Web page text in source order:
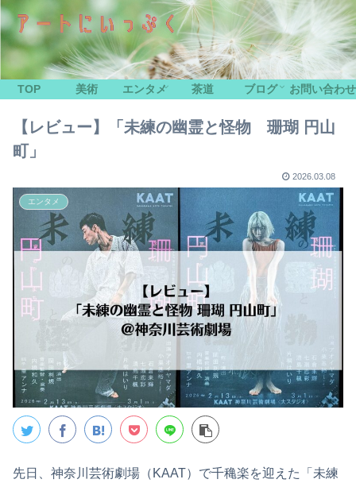
TOP 美術 エンタメ 茶道 ブログ お問い合わせ
【レビュー】「未練の幽霊と怪物 珊瑚 円山
町」
2026.03.08
エンタメ
先日、神奈川芸術劇場（KAAT）で千穐楽を迎えた「未練